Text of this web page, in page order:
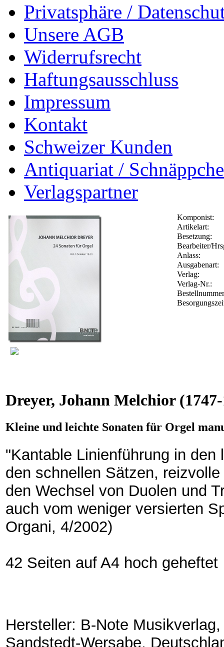
Privatsphäre /
Unsere AGB
Widerrufsrecht
Haftungsausschluss
Impressum
Kontakt
Schweizer Kunden
Antiquariat /
Verlagspartner
Komponist:
Artikelart:
Besetzung:
Bearbeiter/
Anlass:
Ausgabenart:
Verlag:
Verlag-Nr.:
Dreyer, Johann Melchior
Kleine und leichte Sonaten für Orgel
"Kantable Linienführung in
den schnellen Sätzen,
den Wechsel von Duolen und
auch vom weniger versierten
Organi, 4/2002)
42 Seiten auf A4 hoch geheftet
Hersteller: B-Note
Sandstedt-Wersabe,